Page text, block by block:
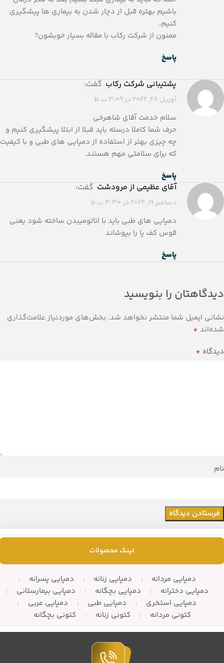
باشیم بهتره قبل از دچار شدن به بیماری ها پیشگیری
کنیم.
ممنون از شرکت رکاب با مقاله بسیار خوبشون?
پاسخ
پشتیبانی شرکت رکاب گفت:
آوریل 28, 2022 در 3:09 ب.ظ
سلام خدمت آقای شاهرخی
حرف شما کاملا درسته باید قبلا از ابتلا پیشگیری کنیم و
چه چیزی بهتر از استفاده از دمپایی های طبی و با کیفیت
که برای سلامتی مهم هستند.
پاسخ
آقای عظیمی از مرودشت گفت:
دسامبر 19, 2022 در 3:30 ب.ظ
دمپایی های طبی باید با اناتومیبدن ساخته شود یعنی
قوس کف پا را بپوشاند
پاسخ
دیدگاهتان را بنویسید
نشانی ایمیل شما منتشر نخواهد شد. بخش‌های موردنیاز علامت‌گذاری
شده‌اند *
دیدگاه *
نام
لینک محصولات
دمپایی مردانه دمپایی زنانه
دمپایی پسرانه
دمپایی دخترانه
دمپایی بچگانه
دمپایی بیمارستانی
دمپایی استخری
دمپایی طبی
دمپایی عربی
کتونی مردانه
کتونی زنانه کتونی بچگانه